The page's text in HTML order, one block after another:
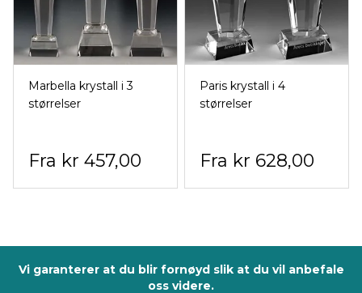
Marbella krystall i 3
størrelser
kr 457,00
Paris krystall i 4
størrelser
kr 628,00
Vi garanterer at du blir fornøyd slik at du vil anbefale
oss videre.